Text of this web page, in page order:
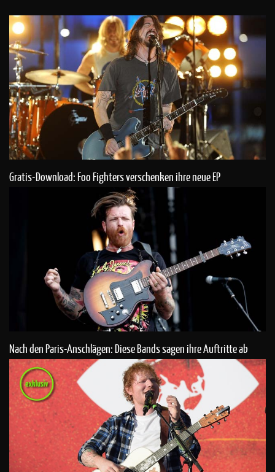
Gratis-Download: Foo Fighters verschenken ihre neue EP
Nach den Paris-Anschlägen: Diese Bands sagen ihre Auftritte ab